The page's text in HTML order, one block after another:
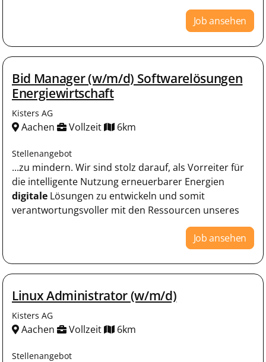
Job ansehen
Bid Manager (w/m/d) Softwarelösungen
Energiewirtschaft
Kisters AG
Aachen Vollzeit 6km
Stellenangebot
...zu mindern. Wir sind stolz darauf, als Vorreiter für
die intelligente Nutzung erneuerbarer Energien
digitale Lösungen zu entwickeln und somit
verantwortungsvoller mit den Ressourcen unseres
Job ansehen
Linux Administrator (w/m/d)
Kisters AG
Aachen Vollzeit 6km
Stellenangebot